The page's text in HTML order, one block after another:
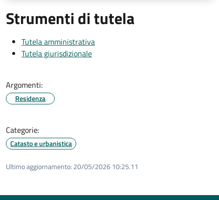
Strumenti di tutela
Tutela amministrativa
Tutela giurisdizionale
Argomenti:
Residenza
Categorie:
Catasto e urbanistica
Ultimo aggiornamento: 20/05/2026 10:25.11